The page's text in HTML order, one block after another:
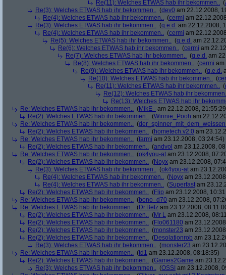
Re(11): Welches ETWAS hab ihr bekommen.. (
Re(3): Welches ETWAS hab ihr bekommen.. (dev0 am 22.12.2008,
Re(4): Welches ETWAS hab ihr bekommen.. (cermi am
Re(3): Welches ETWAS hab ihr bekommen.. (q.e.d. am 22.12.2008,
Re(4): Welches ETWAS hab ihr bekommen.. (cermi am
Re(5): Welches ETWAS hab ihr bekommen.. (q.e.d. am
Re(6): Welches ETWAS hab ihr bekommen.. (cermi am
Re(7): Welches ETWAS hab ihr bekommen.. (q.e.d. am
Re(8): Welches ETWAS hab ihr bekommen.. (cermi am
Re(9): Welches ETWAS hab ihr bekommen.. (q.e.d.
Re(10): Welches ETWAS hab ihr bekommen.. (
Re(11): Welches ETWAS hab ihr bekommen.. (
Re(12): Welches ETWAS hab ihr
Re(13): Welches ETWAS hab ihr
Re: Welches ETWAS hab ihr bekommen.. (MikE_
am 22.12.2008,
Re(2): Welches ETWAS hab ihr bekommen.. (Winnie_Pooh am
Re: Welches ETWAS hab ihr bekommen.. (
Re(2): Welches ETWAS hab ihr bekommen.. (hometech.v2.0 am
Re: Welches ETWAS hab ihr bekommen.. (farmi am 23.12.2008, 03:24:54)
Re(2): Welches ETWAS hab ihr bekommen.. (andvol am 23.12.2008,
Re: Welches ETWAS hab ihr bekommen.. (ok4you-at am 23.12.2008,
Re(2): Welches ETWAS hab ihr bekommen.. (Noyx am 23.12.2008,
Re(3): Welches ETWAS hab ihr bekommen.. (ok4you-at am
Re(4): Welches ETWAS hab ihr bekommen.. (Noyx am
Re(4): Welches ETWAS hab ihr bekommen.. (Superfast am
Re(2): Welches ETWAS hab ihr bekommen.. (Flip am 23.12.2008,
Re: Welches ETWAS hab ihr bekommen.. (bono_d70 am 23.12.2008,
Re: Welches ETWAS hab ihr bekommen.. (Dr.Betz am 23.12.2008,
Re(2): Welches ETWAS hab ihr bekommen.. (Mr L am 23.12.2008,
Re(2): Welches ETWAS hab ihr bekommen.. (Flo061180 am
Re(2): Welches ETWAS hab ihr bekommen.. (monster23 am
Re(2): Welches ETWAS hab ihr bekommen.. (Desolationrob am
Re(3): Welches ETWAS hab ihr bekommen.. (monster23 am
Re: Welches ETWAS hab ihr bekommen.. (td1 am 23.12.2008, 08:18:35)
Re(2): Welches ETWAS hab ihr bekommen.. (Games2Game am
Re(3): Welches ETWAS hab ihr bekommen.. (OSSI am 23.12.2008,